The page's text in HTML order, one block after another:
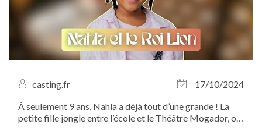
casting.fr
17/10/2024
À seulement 9 ans, Nahla a déjà tout d’une grande ! La
petite fille jongle entre l’école et le Théâtre Mogador, où